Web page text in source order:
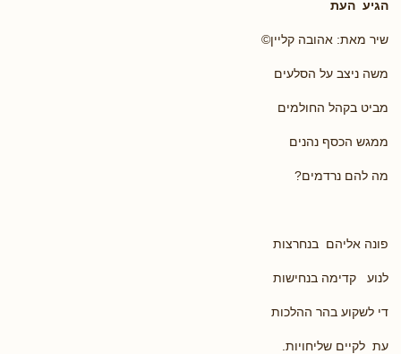
הגיע העת
שיר מאת: אהובה קליין©
משה ניצב על הסלעים
מביט בקהל החולמים
ממגש הכסף נהנים
מה להם נרדמים?
פונה אליהם בנחרצות
לנוע קדימה בנחישות
די לשקוע בהר ההלכות
עת לקיים שליחויות.